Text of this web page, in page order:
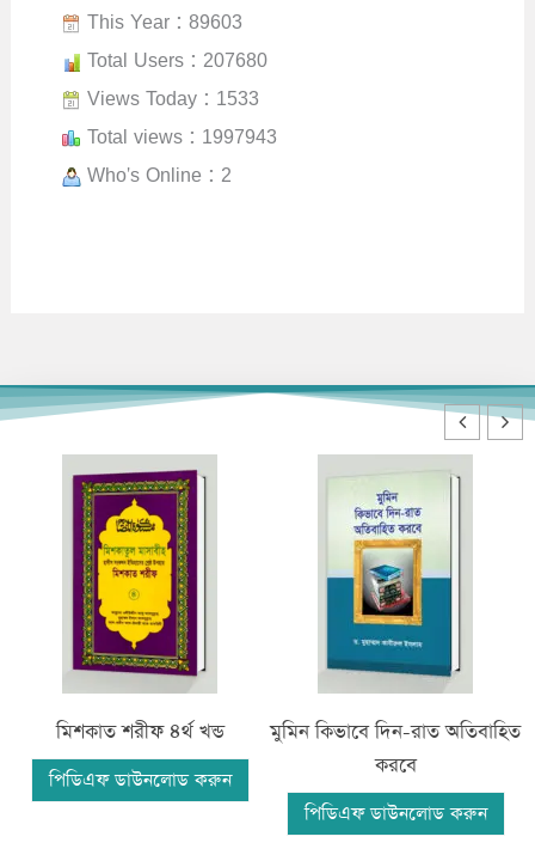
This Year : 89603
Total Users : 207680
Views Today : 1533
Total views : 1997943
Who's Online : 2
মিশকাত শরীফ ৪র্থ খন্ড
পিডিএফ ডাউনলোড করুন
মুমিন কিভাবে দিন-রাত অতিবাহিত
করবে
পিডিএফ ডাউনলোড করুন